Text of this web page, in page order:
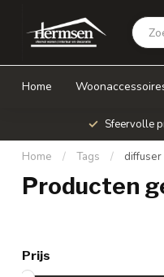
Home
Sfeervolle
Home / Tags / diffuser
Producten
Prijs